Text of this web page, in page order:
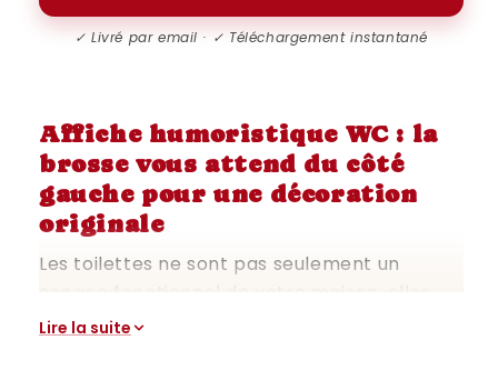
✓ Livré par email · ✓ Téléchargement instantané
Affiche humoristique WC : la
brosse vous attend du côté
gauche pour une décoration
originale
Les toilettes ne sont pas seulement un
espace fonctionnel de votre maison, elles
peuvent aussi être un lieu où l'humour et la
Lire la suite